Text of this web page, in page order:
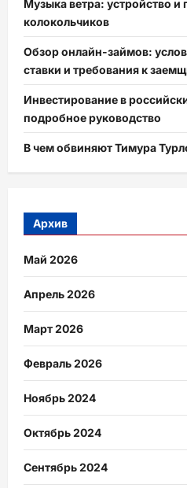
Музыка ветра: устройство
колокольчиков
Обзор онлайн-займов:
ставки и требования к
Инвестирование в
подробное руководство
В чем обвиняют Тимура
Архив
Май 2026
Апрель 2026
Март 2026
Февраль 2026
Ноябрь 2024
Октябрь 2024
Сентябрь 2024